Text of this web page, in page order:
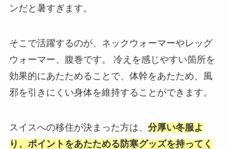
ンだと暑すぎます。
そこで活躍するのが、ネックウォーマーやレッグ
ウォーマー、腹巻です。 冷えを感じやすい箇所を
効果的にあたためることで、体幹をあたため、風
邪を引きにくい身体を維持することができます。
スイスへの移住が決まった方は、 分厚い冬服よ
り、ポイントをあたためる防寒グッズを持ってく